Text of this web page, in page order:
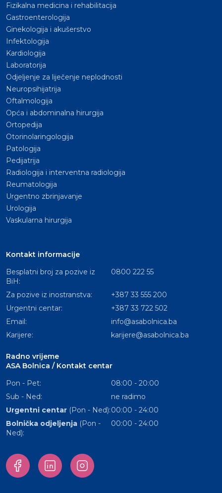
Fizikalna medicina i rehabilitacija
Gastroenterologija
Ginekologija i akušerstvo
Infektologija
Kardiologija
Laboratorija
Odjeljenje za liječenje neplodnosti
Neuropsihijatrija
Oftalmologija
Opća i abdominalna hirurgija
Ortopedija
Otorinolaringologija
Patologija
Pedijatrija
Radiologija i interventna radiologija
Reumatologija
Urgentno zbrinjavanje
Urologija
Vaskularna hirurgija
Kontakt informacije
Besplatni broj za pozive iz
BiH:
0800 222 55
Za pozive iz inostranstva:
+387 33 555 200
Urgentni centar:
+387 33 722 502
Email:
info@asabolnica.ba
Karijere:
karijere@asabolnica.ba
Radno vrijeme
ASA Bolnica / Kontakt centar
Pon - Pet:
08:00 - 20:00
Sub - Ned:
ne radimo
Urgentni centar (Pon - Ned):00:00 - 24:00
Bolnička odjeljenja (Pon -
Ned):
00:00 - 24:00